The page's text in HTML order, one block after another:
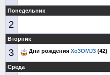
Понедельник
2
Вторник
3 Дни рождения Xo3OMJ3 (42)
Среда